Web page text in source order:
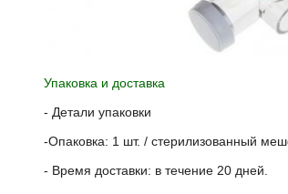
Упаковка и доставка
- Детали упаковки
-Опаковка: 1 шт. / стерилизованный
- Время доставки: в течение 20 дней.